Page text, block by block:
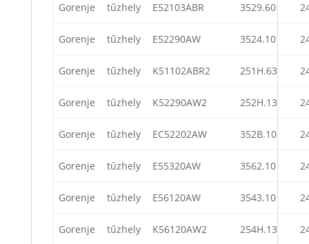
Gorenje tűzhely E52103ABR 3529.60
Gorenje tűzhely E52290AW 3524.10
Gorenje tűzhely K51102ABR2 251H.63
Gorenje tűzhely K52290AW2 252H.13
Gorenje tűzhely EC52202AW 352B.10
Gorenje tűzhely E55320AW 3562.10
Gorenje tűzhely E56120AW 3543.10
Gorenje tűzhely K56120AW2 254H.13